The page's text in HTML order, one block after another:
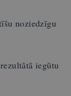
noziedzīgu
iegūtu